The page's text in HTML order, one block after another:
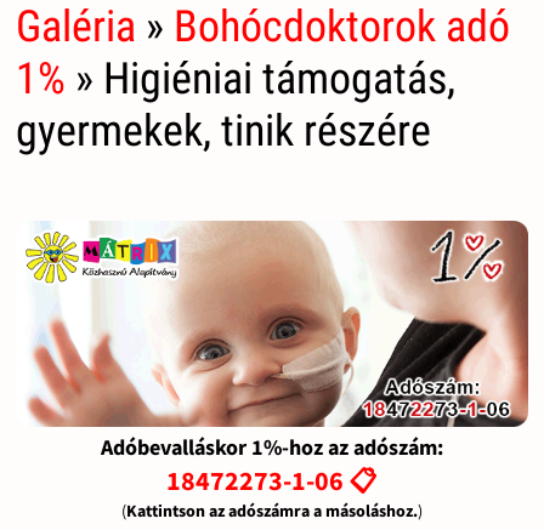
Galéria » Bohócdoktorok adó
1% » Higiéniai támogatás,
gyermekek, tinik részére
Adóbevalláskor 1%-hoz az adószám:
18472273-1-06 📋
(Kattintson az adószámra a másoláshoz.)